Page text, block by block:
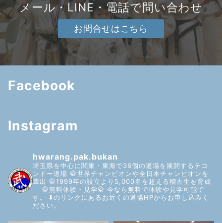
メール・LINE・電話で問い合わせ
お問合せはこちら
Facebook
Instagram
hwarang.pak.bukan
埼玉県を中心に関東・東海で36個の道場を展開するテコ
ンドー道場 🥋世界チャンピオンや全日本チャンピオンを
輩出 🥋1999年の設立より5,000名を超える稽古生を育成
🥋無料体験・見学🥋 今なら無料で体験や見学可能で
す。
⬇️のリンクにあるお近くの道場HPからお申し込みく
ださい。